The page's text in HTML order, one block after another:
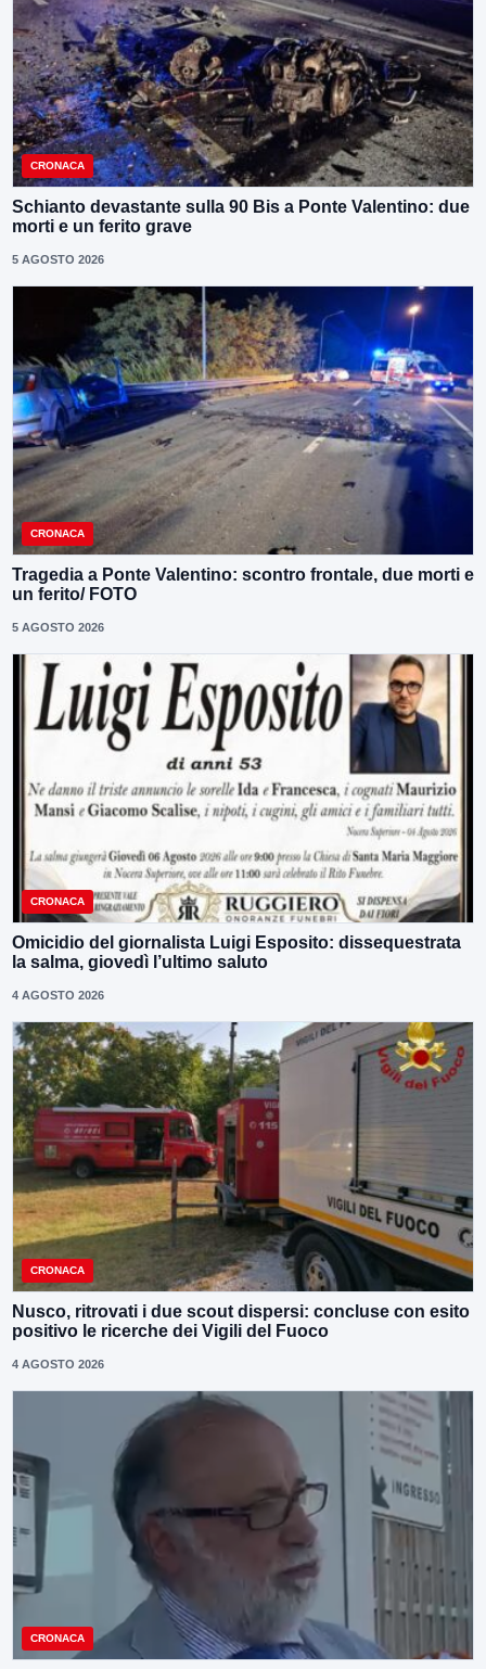
CRONACA
Schianto devastante sulla 90 Bis a Ponte Valentino: due
morti e un ferito grave
5 AGOSTO 2026
CRONACA
Tragedia a Ponte Valentino: scontro frontale, due morti e
un ferito/ FOTO
5 AGOSTO 2026
CRONACA
Omicidio del giornalista Luigi Esposito: dissequestrata
la salma, giovedì l’ultimo saluto
4 AGOSTO 2026
CRONACA
Nusco, ritrovati i due scout dispersi: concluse con esito
positivo le ricerche dei Vigili del Fuoco
4 AGOSTO 2026
CRONACA